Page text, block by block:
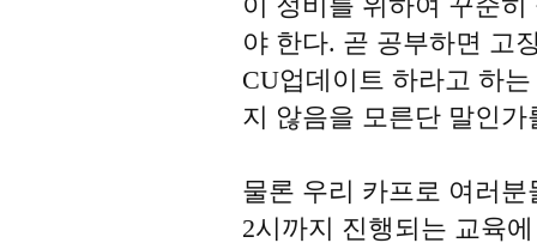
야 한다. 곧 공부하면 고
CU업데이트 하라고 하
지 않음을 모른단 말인
물론 우리 카프로 여러
2시까지 진행되는 교육